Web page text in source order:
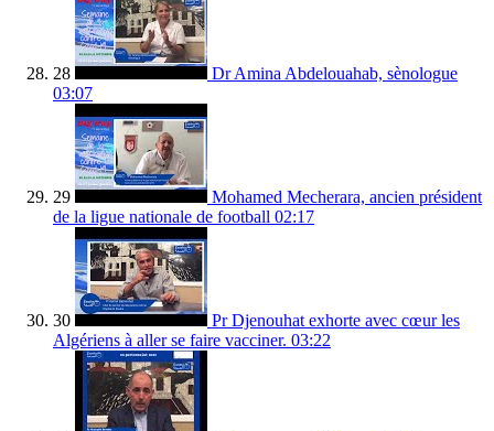
28
Dr Amina Abdelouahab, sènologue
03:07
29
Mohamed Mecherara, ancien président
de la ligue nationale de football 02:17
30
Pr Djenouhat exhorte avec cœur les
Algériens à aller se faire vacciner. 03:22